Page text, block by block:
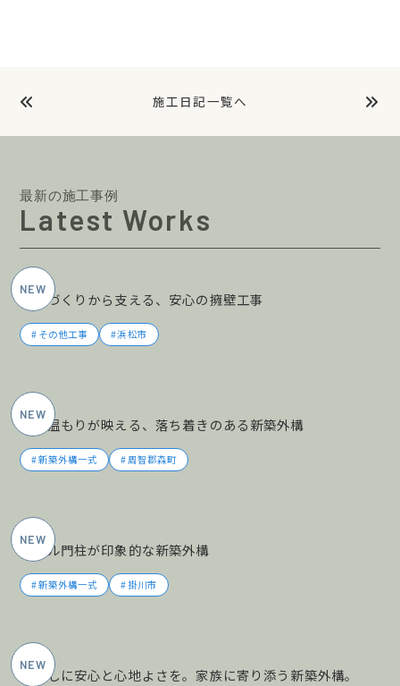
施工日記一覧へ
最新の施工事例
Latest Works
土地づくりから支える、安心の擁壁工事
その他工事 浜松市
木の温もりが映える、落ち着きのある新築外構
新築外構一式 周智郡森町
タイル門柱が印象的な新築外構
新築外構一式 掛川市
暮らしに安心と心地よさを。家族に寄り添う新築外構。